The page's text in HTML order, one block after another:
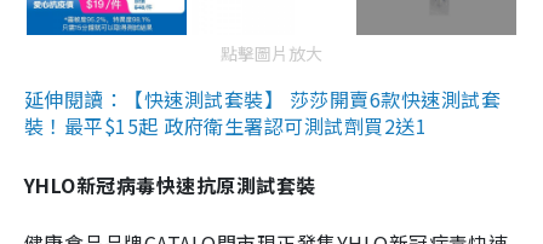
點擊圖片放大
延伸閱讀：【快速測試套裝】 莎莎開賣6款快速測試套
裝！最平$15起 政府衛生署認可測試劑買2送1
YHLO新冠病毒快速抗原測試套裝